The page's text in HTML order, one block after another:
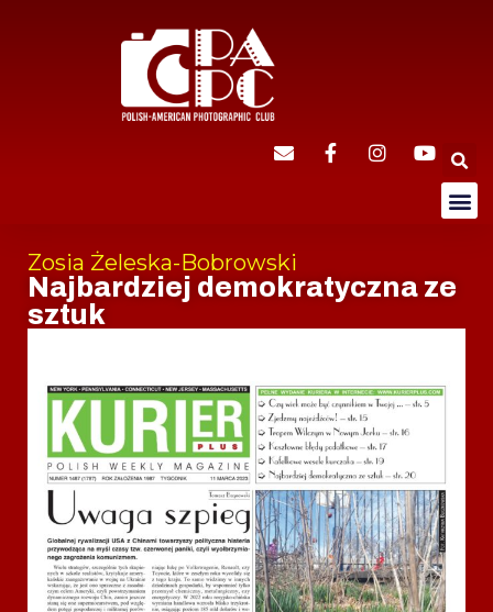
Zosia Żeleska-Bobrowski
Najbardziej demokratyczna ze
sztuk